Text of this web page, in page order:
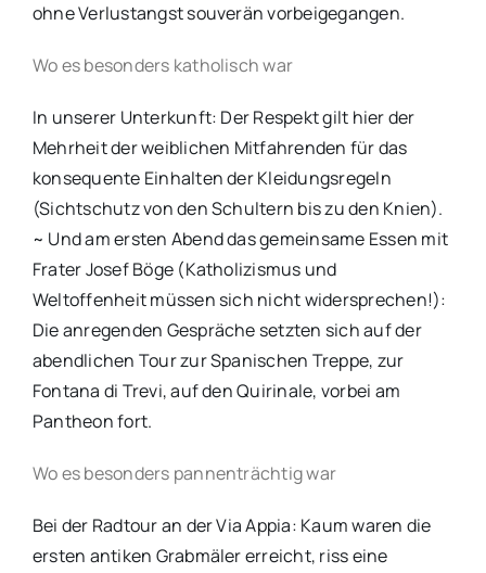
ohne Verlustangst souverän vorbeigegangen.
Wo es besonders katholisch war
In unserer Unterkunft: Der Respekt gilt hier der
Mehrheit der weiblichen Mitfahrenden für das
konsequente Einhalten der Kleidungsregeln
(Sichtschutz von den Schultern bis zu den Knien).
~ Und am ersten Abend das gemeinsame Essen mit
Frater Josef Böge (Katholizismus und
Weltoffenheit müssen sich nicht widersprechen!):
Die anregenden Gespräche setzten sich auf der
abendlichen Tour zur Spanischen Treppe, zur
Fontana di Trevi, auf den Quirinale, vorbei am
Pantheon fort.
Wo es besonders pannenträchtig war
Bei der Radtour an der Via Appia: Kaum waren die
ersten antiken Grabmäler erreicht, riss eine